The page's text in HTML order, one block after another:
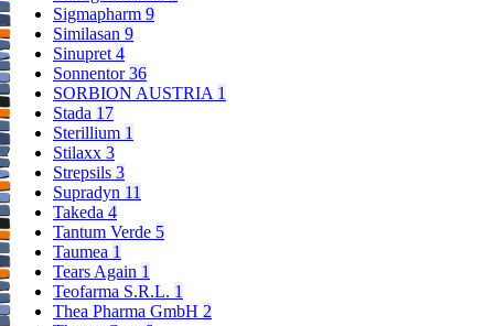
Sigmapharm 9
Similasan 9
Sinupret 4
Sonnentor36
SORBION AUSTRIA 1
Stada 17
Sterillium 1
Stilaxx 3
Strepsils 3
Supradyn 11
Takeda 4
Tantum Verde 5
Taumea 1
Tears Again 1
Teofarma S.R.L. 1
Thea Pharma GmbH 2